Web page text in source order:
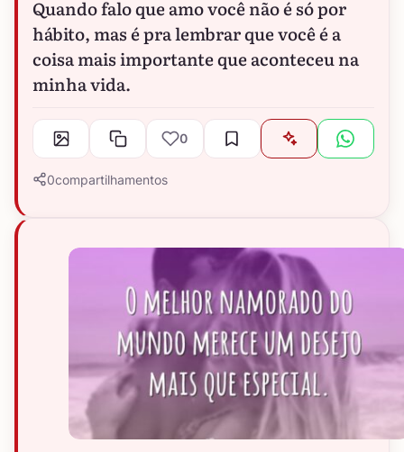
Quando falo que amo você não é só por
hábito, mas é pra lembrar que você é a
coisa mais importante que aconteceu na
minha vida.
0
0compartilhamentos